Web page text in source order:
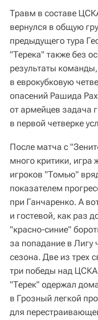
Травм в составе
вернулся в общую
предыдущего тура
"Терека" также без
результаты
в еврокубковую
опасений Рашида
от армейцев задача
в первой четверке
После матча с
много критики, игра
игроков "Томью"
показателем
при Ганчаренко. А
и гостевой, как раз
"красно-синие"
за попадание в Лигу
сезона. Две из трех
три победы над
"Терек" одержал
в Грозный легкой
для